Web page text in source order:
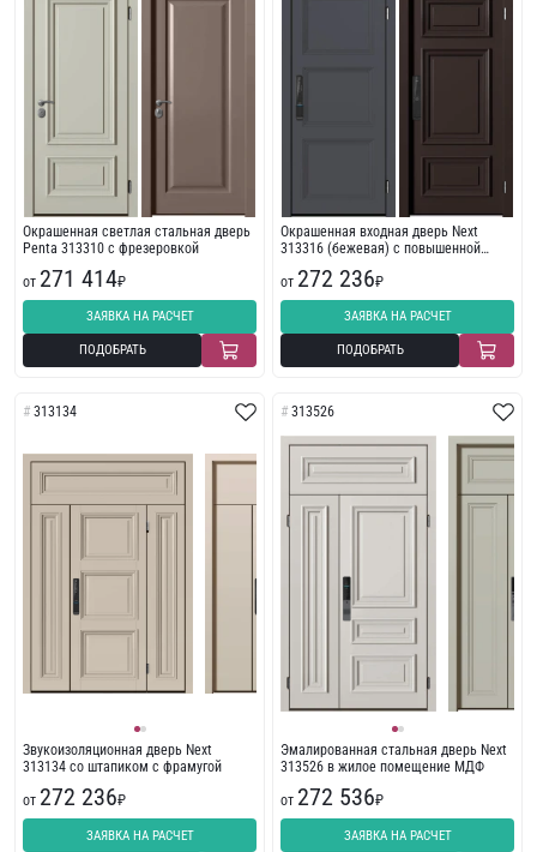
Окрашенная светлая стальная дверь
Penta 313310 с фрезеровкой
от 271 414₽
ЗАЯВКА НА РАСЧЕТ
ПОДОБРАТЬ
Окрашенная входная дверь Next
313316 (бежевая) с повышенной
от 272 236₽
ЗАЯВКА НА РАСЧЕТ
ПОДОБРАТЬ
313134
Звукоизоляционная дверь Next
313134 со штапиком с фрамугой
от 272 236₽
ЗАЯВКА НА РАСЧЕТ
313526
Эмалированная стальная дверь Next
313526 в жилое помещение МДФ
от 272 536₽
ЗАЯВКА НА РАСЧЕТ